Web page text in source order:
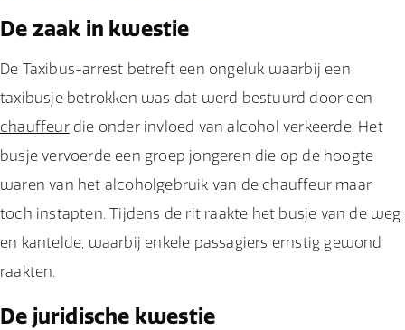
De zaak in kwestie
De Taxibus-arrest betreft een ongeluk waarbij een
taxibusje betrokken was dat werd bestuurd door een
chauffeurdie onder invloed van alcohol verkeerde. Het
busje vervoerde een groep jongeren die op de hoogte
waren van het alcoholgebruik van de chauffeur maar
toch instapten. Tijdens de rit raakte het busje van de weg
en kantelde, waarbij enkele passagiers ernstig gewond
raakten.
De juridische kwestie